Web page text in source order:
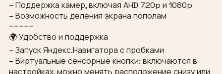
– Поддержка камер, включая AHD 720p и 1080p
– Возможность деления экрана пополам
−−−−−
🌍 Удобство и поддержка
– Запуск Яндекс.Навигатора с пробками
– Виртуальные сенсорные кнопки: включаются в
настройках, можно менять расположение снизу или